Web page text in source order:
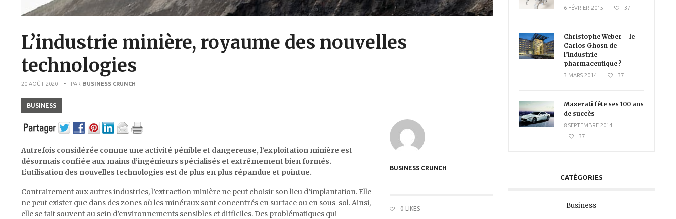
L’industrie minière, royaume des nouvelles
technologies
20 AOÛT 2020 • PAR BUSINESS CRUNCH
BUSINESS
BUSINESS CRUNCH
0 LIKES
Autrefois considérée comme une activité pénible et dangereuse, l’exploitation minière est
désormais confiée aux mains d’ingénieurs spécialisés et extrêmement bien formés.
L’utilisation des nouvelles technologies est de plus en plus répandue et pointue.
Contrairement aux autres industries, l’extraction minière ne peut choisir son lieu d’implantation. Elle
ne peut exister que dans des zones où les minéraux sont concentrés en surface ou en sous-sol. Ainsi,
elle se fait souvent au sein d’environnements sensibles et difficiles. Des problématiques qui
6 FÉVRIER 2015 37
Christophe Weber – le
Carlos Ghosn de
l’industrie
pharmaceutique ?
3 MARS 2014 37
Maserati fête ses 100 ans
de succès
8 SEPTEMBRE 2014
37
CATÉGORIES
Business